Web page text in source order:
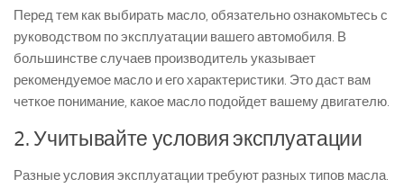
Перед тем как выбирать масло, обязательно ознакомьтесь с
руководством по эксплуатации вашего автомобиля. В
большинстве случаев производитель указывает
рекомендуемое масло и его характеристики. Это даст вам
четкое понимание, какое масло подойдет вашему двигателю.
2. Учитывайте условия эксплуатации
Разные условия эксплуатации требуют разных типов масла.